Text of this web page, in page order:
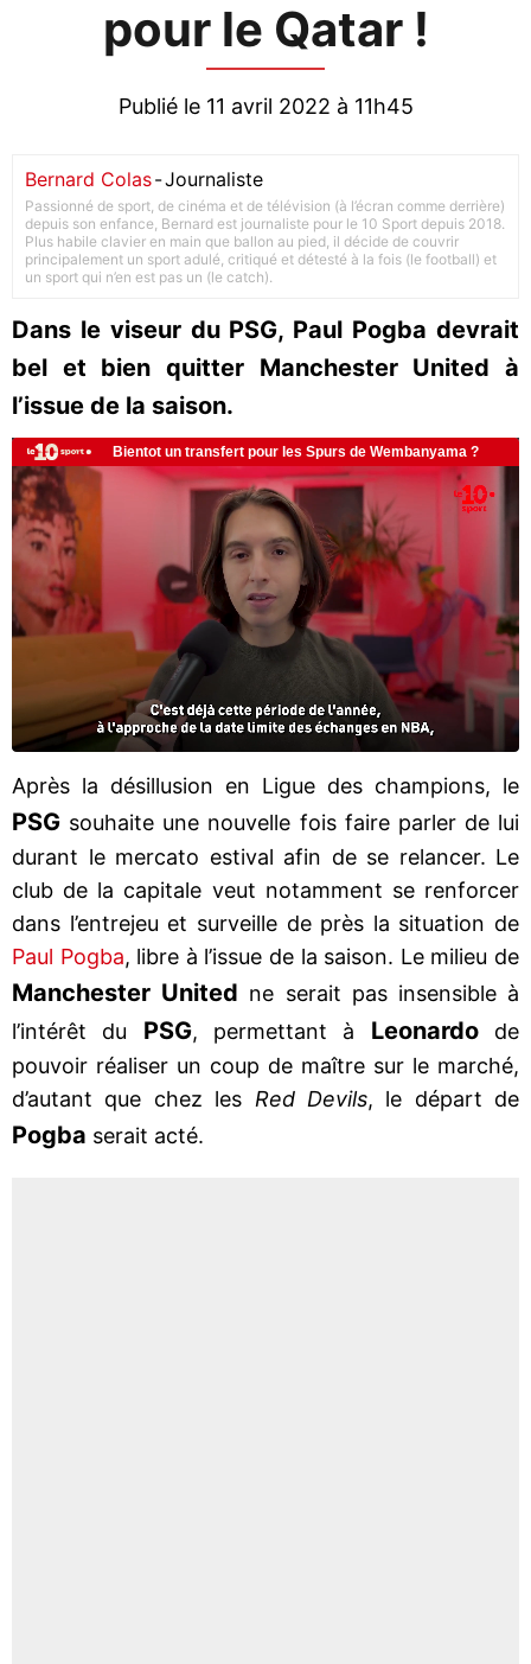
pour le Qatar !
Publié le 11 avril 2022 à 11h45
Bernard Colas-Journaliste
Passionné de sport, de cinéma et de télévision (à l’écran comme derrière)
depuis son enfance, Bernard est journaliste pour le 10 Sport depuis 2018.
Plus habile clavier en main que ballon au pied, il décide de couvrir
principalement un sport adulé, critiqué et détesté à la fois (le football) et
un sport qui n’en est pas un (le catch).
Dans le viseur du PSG, Paul Pogba devrait
bel et bien quitter Manchester United à
l’issue de la saison.
Après la désillusion en Ligue des champions, le
PSG souhaite une nouvelle fois faire parler de lui
durant le mercato estival afin de se relancer. Le
club de la capitale veut notamment se renforcer
dans l’entrejeu et surveille de près la situation de
Paul Pogba, libre à l’issue de la saison. Le milieu de
Manchester United ne serait pas insensible à
l’intérêt du PSG, permettant à Leonardode
pouvoir réaliser un coup de maître sur le marché,
d’autant que chez les Red Devils, le départ de
Pogba serait acté.